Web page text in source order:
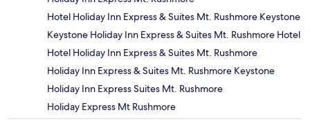
Hotel Holiday Inn Express & Suites Mt. Rushmore Keystone
Keystone Holiday Inn Express & Suites Mt. Rushmore Hotel
Hotel Holiday Inn Express & Suites Mt. Rushmore
Holiday Inn Express & Suites Mt. Rushmore Keystone
Holiday Inn Express Suites Mt. Rushmore
Holiday Express Mt Rushmore